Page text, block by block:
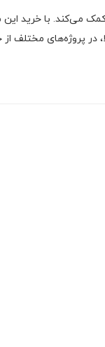
کمک می‌کند. با خرید
پروژه‌های مختلف از